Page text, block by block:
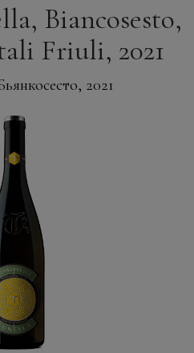
Biancosesto,
Friuli, 2021
2021